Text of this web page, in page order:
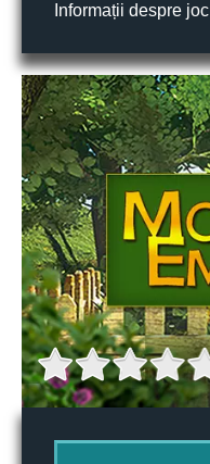
Informații despre joc